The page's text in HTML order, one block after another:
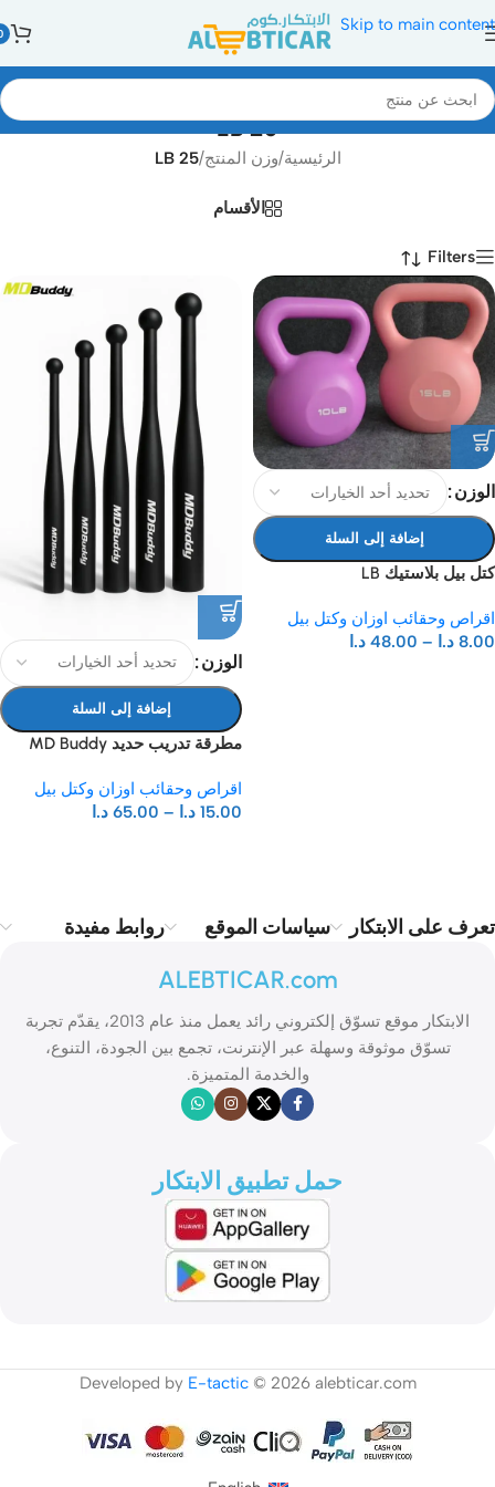
Skip to main content
25 LB
الرئيسية/وزن المنتج/
25 LB
الأقسام
Filters
الوزن
إضافة إلى السلة
كتل بيل بلاستيك LB
اقراص وحقائب اوزان وكتل بيل
8.00 د.ا –
48.00 د.ا
الوزن
إضافة إلى السلة
مطرقة تدريب حديد MD Buddy
اقراص وحقائب اوزان وكتل بيل
15.00 د.ا –
65.00 د.ا
تعرف على الابتكار سياسات الموقع روابط مفيدة
ALEBTICAR.com
الابتكار موقع تسوّق إلكتروني رائد يعمل منذ عام 2013، يقدّم تجربة
تسوّق موثوقة وسهلة عبر الإنترنت، تجمع بين الجودة، التنوع،
والخدمة المتميزة.
حمل تطبيق الابتكار
Developed by E-tactic© 2026 alebticar.com